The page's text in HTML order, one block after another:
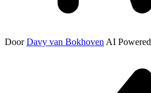
DoorDavy van Bokhoven AI Powered